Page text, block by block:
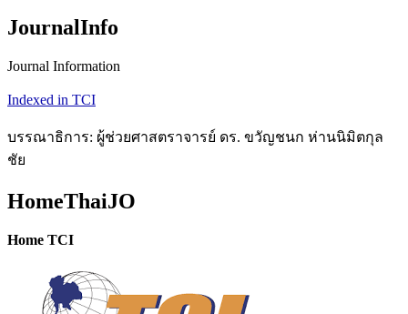
JournalInfo
Journal Information
Indexed in TCI
บรรณาธิการ: ผู้ช่วยศาสตราจารย์ ดร. ขวัญชนก ห่านนิมิตกุล
ชัย
HomeThaiJO
Home TCI